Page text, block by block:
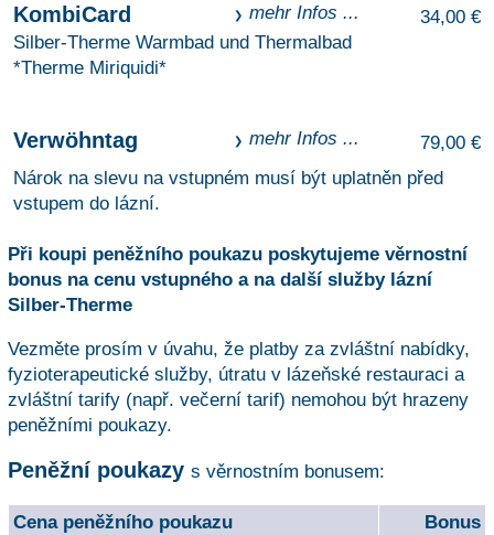
mehr Infos ...
KombiCard
Silber-Therme Warmbad und Thermalbad
*Therme Miriquidi*
34,00 €
mehr Infos ...
Verwöhntag
79,00 €
Nárok na slevu na vstupném musí být uplatněn před
vstupem do lázní.
Při koupi peněžního poukazu poskytujeme věrnostní
bonus na cenu vstupného a na další služby lázní
Silber-Therme
Vezměte prosím v úvahu, že platby za zvláštní nabídky,
fyzioterapeutické služby, útratu v lázeňské restauraci a
zvláštní tarify (např. večerní tarif) nemohou být hrazeny
peněžními poukazy.
Peněžní poukazy s věrnostním bonusem:
Cena peněžního poukazu
Bonus